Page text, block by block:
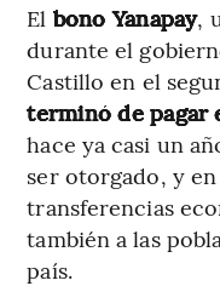
El bono Yanapay,
durante el
Castillo en el
terminó de pagar
hace ya casi un
ser otorgado, y
transferencias
también a las
país.